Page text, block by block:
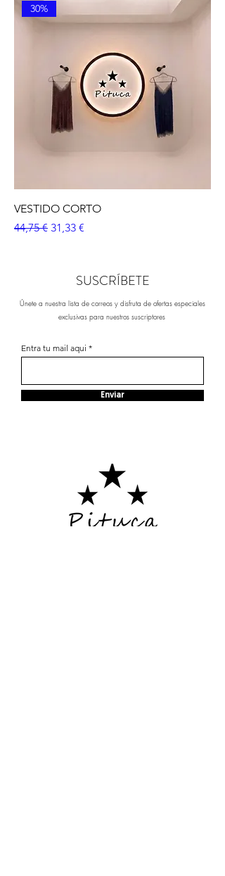
30%
VESTIDO CORTO
Precio
44,75 € Precio de oferta
31,33 €
SUSCRÍBETE
Únete a nuestra lista de correos y disfruta de ofertas especiales
exclusivas para nuestros suscriptores
Entra tu mail aqui
Enviar